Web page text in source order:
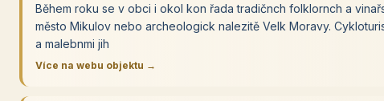
Během roku se v obci i okol kon řada tradičnch ​folklornch a
město ​Mikulov​ nebo archeologick nalezitě Velk Moravy.
a malebnmi jih
Více na webu objektu →